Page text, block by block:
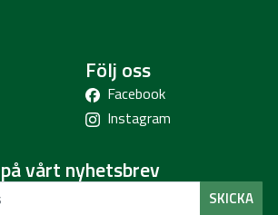
Följ oss
Facebook
Instagram
vårt nyhetsbrev
SKICKA